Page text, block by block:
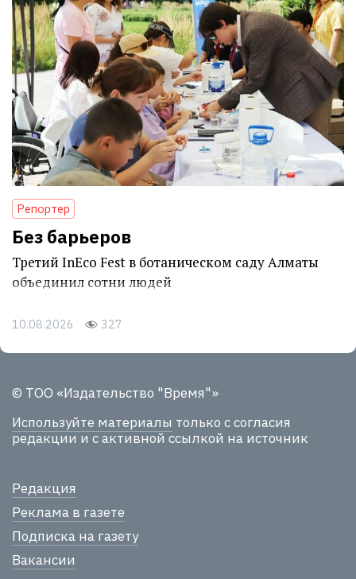
Репортер
Без барьеров
Третий InEco Fest в ботаническом саду Алматы
объединил сотни людей
10.08.2026 327
© ТОО «Издательство "Время"»
Используйте материалы только с согласия
редакции и с активной ссылкой на источник
Редакция
Реклама в газете
Подписка на газету
Вакансии